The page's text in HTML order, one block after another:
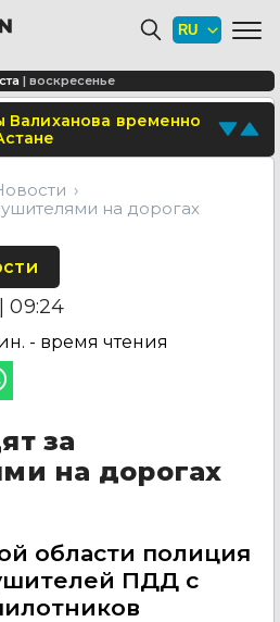
| воскресенье
утвердило новые
по БАКАД
отменить для
классов в
Валиханова временно
на дорогах
09:24
- время чтения
за
на дорогах
области полиция
ПДД с